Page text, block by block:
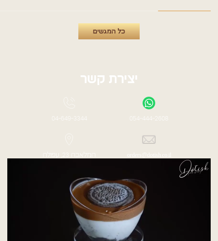
כל המגשים
יצירת קשר
054-444-2608
04-649-3344
orders@dotish.co.il המלאכה 23, עפולה